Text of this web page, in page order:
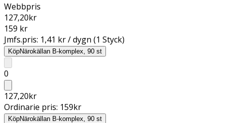
Webbpris
127,20kr
159 kr
Jmfs.pris: 1,41 kr / dygn (1 Styck)
KöpNärokällan B-komplex, 90 st
0
127,20kr
Ordinarie pris: 159kr
KöpNärokällan B-komplex, 90 st